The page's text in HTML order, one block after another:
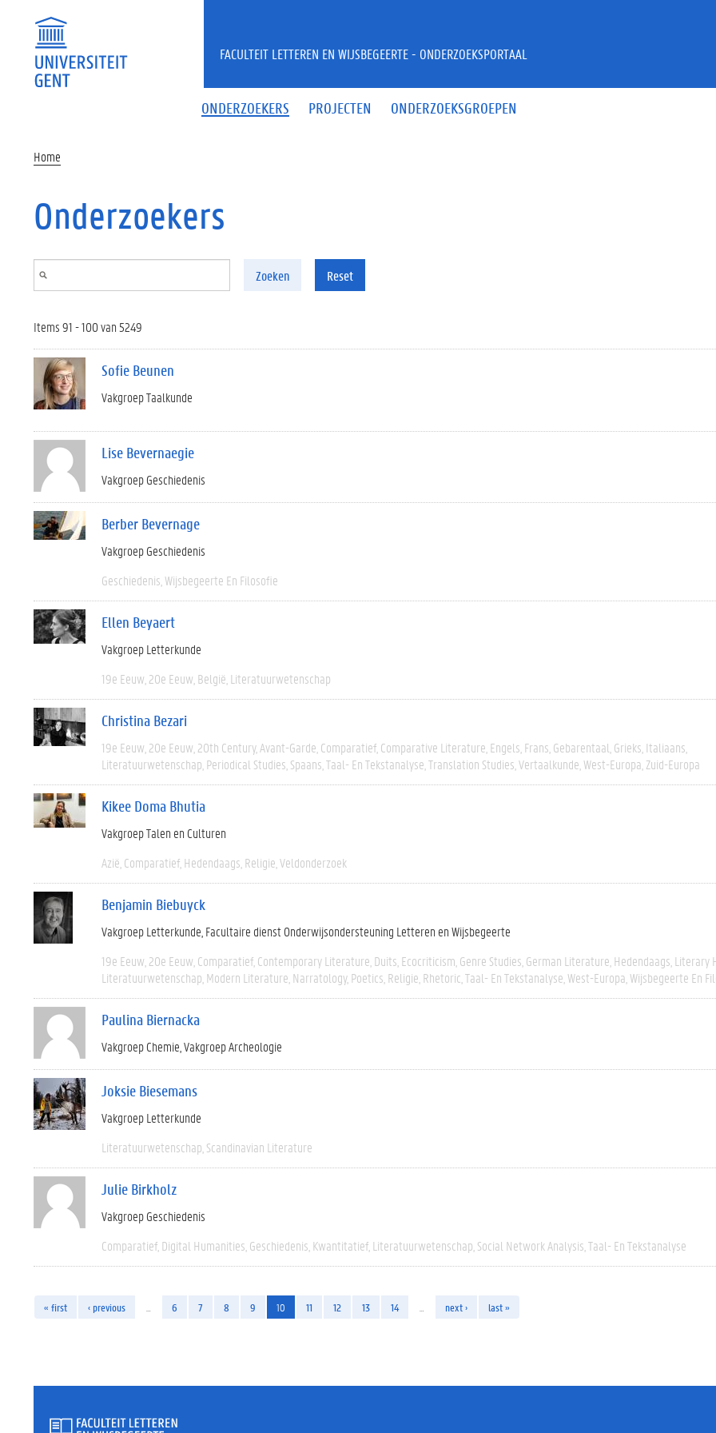
ONDERZOEKERS PROJECTEN ONDERZOEKSGROEPEN
FACULTEIT LETTEREN EN WIJSBEGEERTE - ONDERZOEKSPORTAAL
Home
Onderzoekers
Zoeken Reset
Items 91 - 100 van 5249
Sofie Beunen
Vakgroep Taalkunde
Lise Bevernaegie
Vakgroep Geschiedenis
Berber Bevernage
Vakgroep Geschiedenis
Geschiedenis Wijsbegeerte En Filosofie
Ellen Beyaert
Vakgroep Letterkunde
19e Eeuw 20e Eeuw België Literatuurwetenschap
Christina Bezari
19e Eeuw 20e Eeuw 20th Century Avant-Garde Comparatief Comparative Literature Engels Frans Gebarentaal Grieks Italiaans
Literatuurwetenschap Periodical Studies Spaans Taal- En Tekstanalyse Translation Studies Vertaalkunde West-Europa Zuid-Europa
Kikee Doma Bhutia
Vakgroep Talen en Culturen
Azië Comparatief Hedendaags Religie Veldonderzoek
Benjamin Biebuyck
Vakgroep Letterkunde Facultaire dienst Onderwijsondersteuning Letteren en Wijsbegeerte
19e Eeuw 20e Eeuw Comparatief Contemporary Literature Duits Ecocriticism Genre Studies German Literature Hedendaags Literary
Literatuurwetenschap Modern Literature Narratology Poetics Religie Rhetoric Taal- En Tekstanalyse West-Europa Wijsbegeerte En
Paulina Biernacka
Vakgroep Chemie Vakgroep Archeologie
Joksie Biesemans
Vakgroep Letterkunde
Literatuurwetenschap Scandinavian Literature
Julie Birkholz
Vakgroep Geschiedenis
Comparatief Digital Humanities Geschiedenis Kwantitatief Literatuurwetenschap Social Network Analysis Taal- En Tekstanalyse
« first ‹ previous 6 7 8 9 10 11 12 13 14 next › last »